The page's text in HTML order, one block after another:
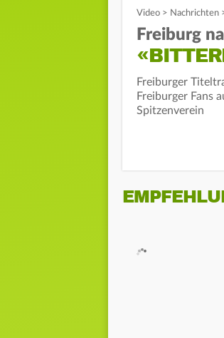
Video > Nachrichten
Freiburg
Freiburger
Freiburger Fans
Spitzenverein